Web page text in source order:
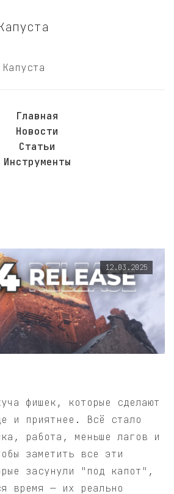
Главная
Новости
Статьи
Инструменты
12.03.2025
фишек, которые сделают
и приятнее. Всё стало
работа, меньше лагов и
заметить все эти
засунули "под капот",
время — их реально